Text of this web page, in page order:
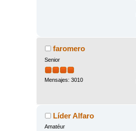
faromero
Senior
Mensajes: 3010
Líder Alfaro
Amatéur